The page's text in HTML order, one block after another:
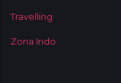
Travelling
Zona Indo